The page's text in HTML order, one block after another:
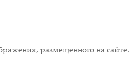
размещенного на сайте.